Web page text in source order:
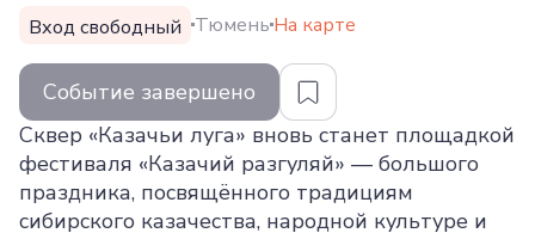
Вход свободный Тюмень На карте
Событие завершено
Сквер «Казачьи луга» вновь станет площадкой
фестиваля «Казачий разгуляй» — большого
праздника, посвящённого традициям
сибирского казачества, народной культуре и